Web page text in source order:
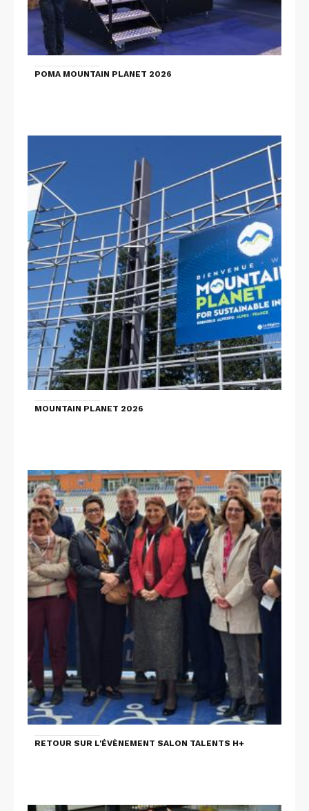
POMA MOUNTAIN PLANET 2026
MOUNTAIN PLANET 2026
RETOUR SUR L'ÉVÈNEMENT SALON TALENTS H+